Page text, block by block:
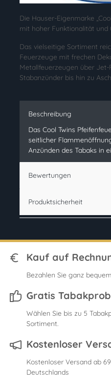
Die Hauser-Eigenmarke
mit hoher Funktionalität und
Das vielseitige Sortiment
Feuerzeuge mit frechen
Metallfeuerzeugen über Jet-
Stabanzünder bis hin zu
Beschreibung
Das Cool Twins
seitlicher
Anzünden des Tabaks in
Bewertungen
Produktsicherheit
Kauf auf
Bezahlen Sie ganz
Gratis
Wählen Sie bis zu 5
Sortiment.
Kostenloser
Kostenloser Versand ab
Deutschlands